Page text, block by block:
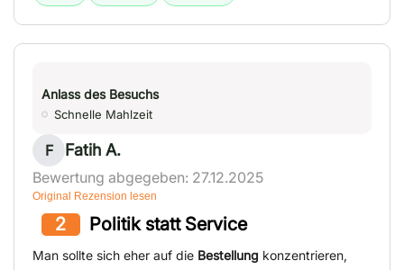
Anlass des Besuchs
Schnelle Mahlzeit
F Fatih A.
Bewertung abgegeben: 27.12.2025
Original Rezension lesen
2 Politik statt Service
Man sollte sich eher auf die Bestellung konzentrieren,